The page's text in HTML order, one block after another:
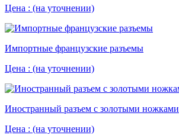
Цена : (на уточнении)
Импортные французские разъемы
Цена : (на уточнении)
Иностранный разъем с золотыми ножками
Цена : (на уточнении)